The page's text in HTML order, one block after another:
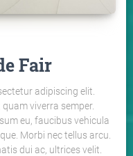
Fair
adipiscing elit.
viverra semper.
eu, faucibus vehicula
Morbi nec tellus arcu.
dui ac, ultrices velit.